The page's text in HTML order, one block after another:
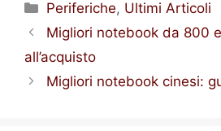
c
e
b
o
itt
er
s
s
e
n
at
s
A
p
e
gr
a
m
Categorie
Periferiche, Ultimi Articoli
Migliori notebook da 800
all’acquisto
Migliori notebook cinesi: